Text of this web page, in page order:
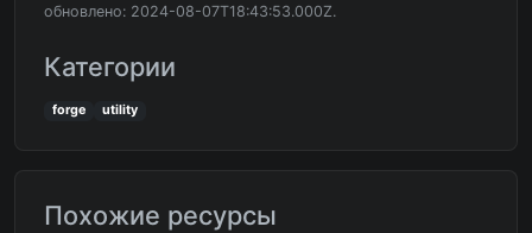
обновлено: 2024-08-07T18:43:53.000Z.
Категории
forge utility
Похожие ресурсы